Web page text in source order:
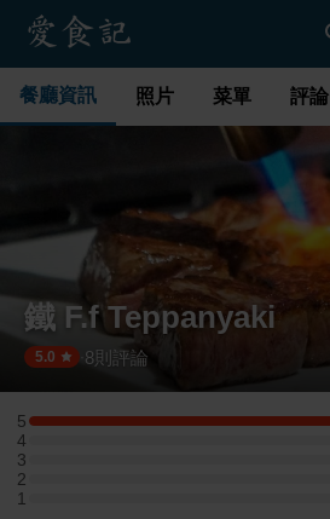
餐廳資訊 照片 菜單 評論
鐵 F.f Teppanyaki
5.0 8 則評論
5
5 星：3 則評論
4
4 星：0 則評論
3
3 星：0 則評論
2
2 星：0 則評論
1
1 星：0 則評論